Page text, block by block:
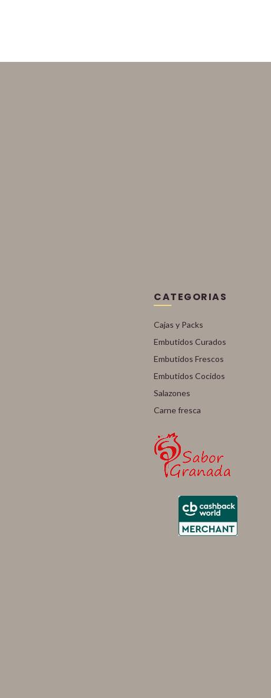
CATEGORIAS
Cajas y Packs
Embutidos Curados
Embutidos Frescos
Embutidos Cocidos
Salazones
Carne fresca